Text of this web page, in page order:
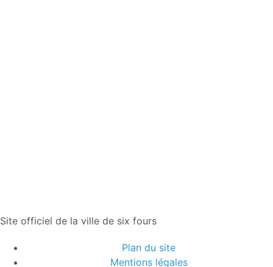
Site officiel de la ville de six fours
Plan du site
Mentions légales